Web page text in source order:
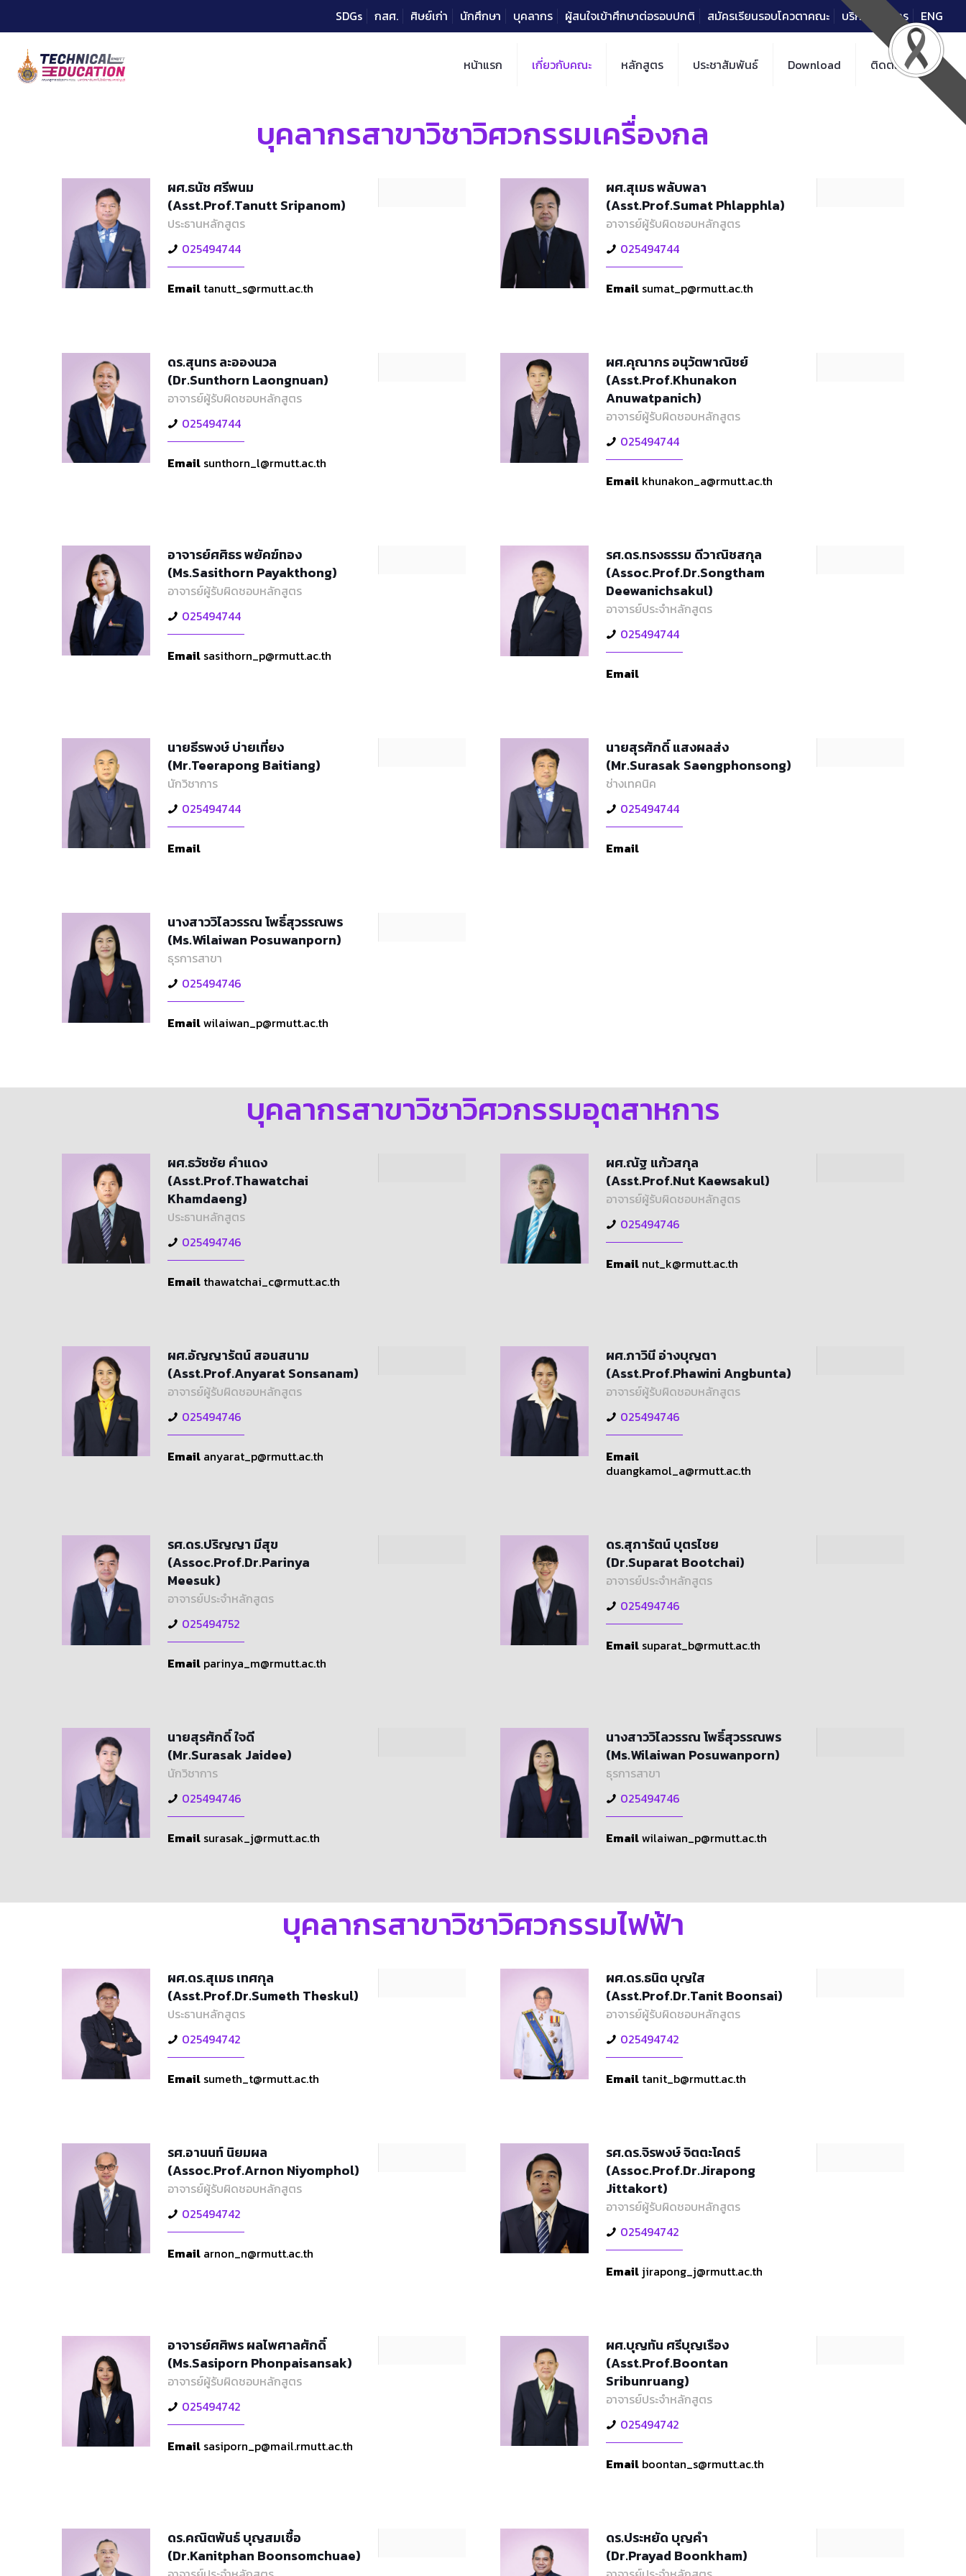
Content
SDGs กสศ. ศิษย์เก่า นักศึกษา บุคลากร ผู้สนใจเข้าศึกษาต่อรอบปกติ สมัครเรียนรอบโควตาคณะ บริการวิชาการ ENG
หน้าแรก เกี่ยวกับคณะ หลักสูตร ประชาสัมพันธ์ Download ติดต่อ
บุคลากรสาขาวิชาวิศวกรรมเครื่องกล
ผศ.ธนัช ศรีพนม
(Asst.Prof.Tanutt Sripanom)
ประธานหลักสูตร
025494744
Emailtanutt_s@rmutt.ac.th
ผศ.สุเมธ พลับพลา
(Asst.Prof.Sumat Phlapphla)
อาจารย์ผู้รับผิดชอบหลักสูตร
025494744
Emailsumat_p@rmutt.ac.th
ดร.สุนทร ละอองนวล
(Dr.Sunthorn Laongnuan)
อาจารย์ผู้รับผิดชอบหลักสูตร
025494744
Emailsunthorn_l@rmutt.ac.th
ผศ.คุณากร อนุวัตพาณิชย์
(Asst.Prof.Khunakon
Anuwatpanich)
อาจารย์ผู้รับผิดชอบหลักสูตร
025494744
Emailkhunakon_a@rmutt.ac.th
อาจารย์ศศิธร พยัคฆ์ทอง
(Ms.Sasithorn Payakthong)
อาจารย์ผู้รับผิดชอบหลักสูตร
025494744
Emailsasithorn_p@rmutt.ac.th
รศ.ดร.ทรงธรรม ดีวาณิชสกุล
(Assoc.Prof.Dr.Songtham
Deewanichsakul)
อาจารย์ประจำหลักสูตร
025494744
Email
นายธีรพงษ์ บ่ายเที่ยง
(Mr.Teerapong Baitiang)
นักวิชาการ
025494744
Email
นายสุรศักดิ์ แสงผลส่ง
(Mr.Surasak Saengphonsong)
ช่างเทคนิค
025494744
Email
นางสาววิไลวรรณ โพธิ์สุวรรณพร
(Ms.Wilaiwan Posuwanporn)
ธุรการสาขา
025494746
Emailwilaiwan_p@rmutt.ac.th
บุคลากรสาขาวิชาวิศวกรรมอุตสาหการ
ผศ.ธวัชชัย คำแดง
(Asst.Prof.Thawatchai
Khamdaeng)
ประธานหลักสูตร
025494746
Emailthawatchai_c@rmutt.ac.th
ผศ.ณัฐ แก้วสกุล
(Asst.Prof.Nut Kaewsakul)
อาจารย์ผู้รับผิดชอบหลักสูตร
025494746
Emailnut_k@rmutt.ac.th
ผศ.อัญญารัตน์ สอนสนาม
(Asst.Prof.Anyarat Sonsanam)
อาจารย์ผู้รับผิดชอบหลักสูตร
025494746
Emailanyarat_p@rmutt.ac.th
ผศ.ภาวินี อ่างบุญตา
(Asst.Prof.Phawini Angbunta)
อาจารย์ผู้รับผิดชอบหลักสูตร
025494746
Email
duangkamol_a@rmutt.ac.th
รศ.ดร.ปริญญา มีสุข
(Assoc.Prof.Dr.Parinya
Meesuk)
อาจารย์ประจำหลักสูตร
025494752
Emailparinya_m@rmutt.ac.th
ดร.สุภารัตน์ บุตรไชย
(Dr.Suparat Bootchai)
อาจารย์ประจำหลักสูตร
025494746
Emailsuparat_b@rmutt.ac.th
นายสุรศักดิ์ ใจดี
(Mr.Surasak Jaidee)
นักวิชาการ
025494746
Emailsurasak_j@rmutt.ac.th
นางสาววิไลวรรณ โพธิ์สุวรรณพร
(Ms.Wilaiwan Posuwanporn)
ธุรการสาขา
025494746
Emailwilaiwan_p@rmutt.ac.th
บุคลากรสาขาวิชาวิศวกรรมไฟฟ้า
ผศ.ดร.สุเมธ เทศกุล
(Asst.Prof.Dr.Sumeth Theskul)
ประธานหลักสูตร
025494742
Emailsumeth_t@rmutt.ac.th
ผศ.ดร.ธนิต บุญใส
(Asst.Prof.Dr.Tanit Boonsai)
อาจารย์ผู้รับผิดชอบหลักสูตร
025494742
Emailtanit_b@rmutt.ac.th
รศ.อานนท์ นิยมผล
(Assoc.Prof.Arnon Niyomphol)
อาจารย์ผู้รับผิดชอบหลักสูตร
025494742
Emailarnon_n@rmutt.ac.th
รศ.ดร.จิรพงษ์ จิตตะโคตร์
(Assoc.Prof.Dr.Jirapong
Jittakort)
อาจารย์ผู้รับผิดชอบหลักสูตร
025494742
Emailjirapong_j@rmutt.ac.th
อาจารย์ศศิพร ผลไพศาลศักดิ์
(Ms.Sasiporn Phonpaisansak)
อาจารย์ผู้รับผิดชอบหลักสูตร
025494742
Emailsasiporn_p@mail.rmutt.ac.th
ผศ.บุญทัน ศรีบุญเรือง
(Asst.Prof.Boontan
Sribunruang)
อาจารย์ประจำหลักสูตร
025494742
Emailboontan_s@rmutt.ac.th
ดร.คณิตพันธ์ บุญสมเชื้อ
(Dr.Kanitphan Boonsomchuae)
ดร.ประหยัด บุญคำ
(Dr.Prayad Boonkham)